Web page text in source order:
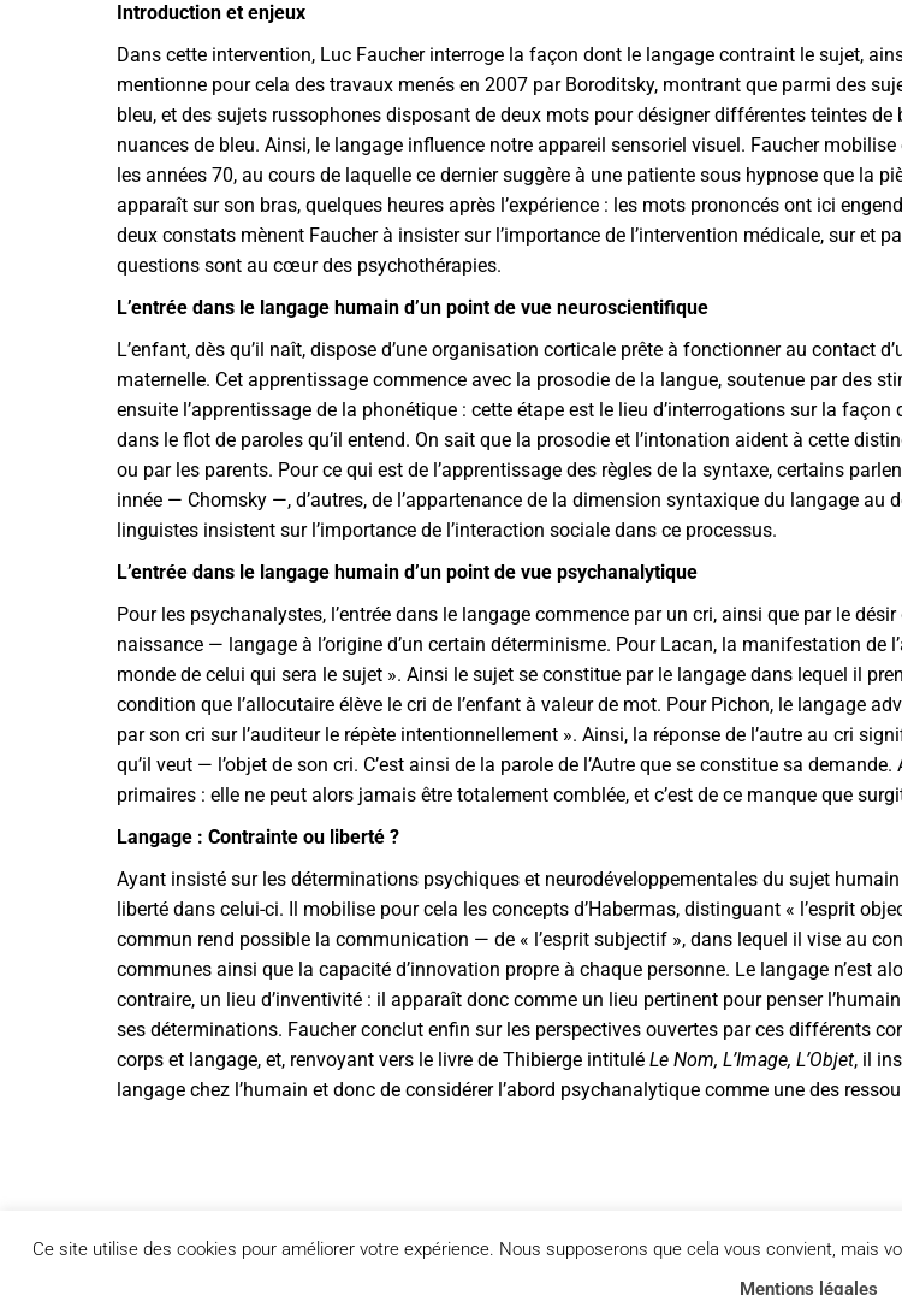
Introduction et enjeux
Dans cette intervention, Luc Faucher interroge la façon dont le langage contraint le sujet,
mentionne pour cela des travaux menés en 2007 par Boroditsky, montrant que parmi des
bleu, et des sujets russophones disposant de deux mots pour désigner différentes teintes
nuances de bleu. Ainsi, le langage influence notre appareil sensoriel visuel. Faucher
les années 70, au cours de laquelle ce dernier suggère à une patiente sous hypnose que la
apparaît sur son bras, quelques heures après l’expérience : les mots prononcés ont ici
deux constats mènent Faucher à insister sur l’importance de l’intervention médicale, sur et
questions sont au cœur des psychothérapies.
L’entrée dans le langage humain d’un point de vue neuroscientifique
L’enfant, dès qu’il naît, dispose d’une organisation corticale prête à fonctionner au contact
maternelle. Cet apprentissage commence avec la prosodie de la langue, soutenue par des
ensuite l’apprentissage de la phonétique : cette étape est le lieu d’interrogations sur la
dans le flot de paroles qu’il entend. On sait que la prosodie et l’intonation aident à cette
ou par les parents. Pour ce qui est de l’apprentissage des règles de la syntaxe, certains
innée — Chomsky —, d’autres, de l’appartenance de la dimension syntaxique du langage
linguistes insistent sur l’importance de l’interaction sociale dans ce processus.
L’entrée dans le langage humain d’un point de vue psychanalytique
Pour les psychanalystes, l’entrée dans le langage commence par un cri, ainsi que par le
naissance — langage à l’origine d’un certain déterminisme. Pour Lacan, la manifestation de
monde de celui qui sera le sujet ». Ainsi le sujet se constitue par le langage dans lequel il
condition que l’allocutaire élève le cri de l’enfant à valeur de mot. Pour Pichon, le langage
par son cri sur l’auditeur le répète intentionnellement ». Ainsi, la réponse de l’autre au cri
qu’il veut — l’objet de son cri. C’est ainsi de la parole de l’Autre que se constitue sa
primaires : elle ne peut alors jamais être totalement comblée, et c’est de ce manque que
Langage : Contrainte ou liberté ?
Ayant insisté sur les déterminations psychiques et neurodéveloppementales du sujet
liberté dans celui-ci. Il mobilise pour cela les concepts d’Habermas, distinguant « l’esprit
commun rend possible la communication — de « l’esprit subjectif », dans lequel il vise au
communes ainsi que la capacité d’innovation propre à chaque personne. Le langage n’est
contraire, un lieu d’inventivité : il apparaît donc comme un lieu pertinent pour penser
ses déterminations. Faucher conclut enfin sur les perspectives ouvertes par ces différents
corps et langage, et, renvoyant vers le livre de Thibierge intituléLe Nom, L’Image, L’Objet, il
langage chez l’humain et donc de considérer l’abord psychanalytique comme une des
Ce site utilise des cookies pour améliorer votre expérience. Nous supposerons que cela vous convient, mais
Mentions légales